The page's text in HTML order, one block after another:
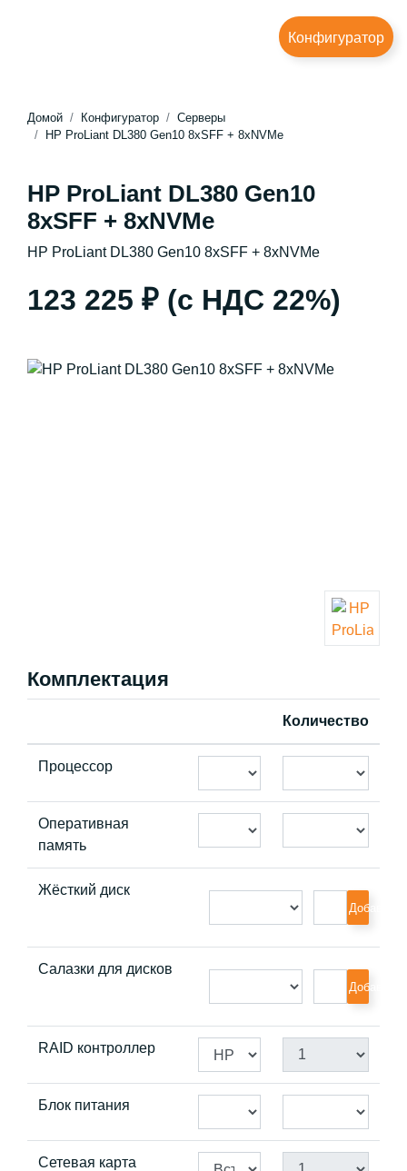
Конфигуратор
Домой Конфигуратор
Серверы
HP ProLiant DL380 Gen10 8xSFF + 8xNVMe
HP ProLiant DL380 Gen10
8xSFF + 8xNVMe
HP ProLiant DL380 Gen10 8xSFF + 8xNVMe
123 225 ₽ (с НДС 22%)
Комплектация
Количество
Процессор
Оперативная
память
Жёсткий диск
Добавить
Салазки для дисков
Добавить
RAID контроллер
Блок питания
Сетевая карта